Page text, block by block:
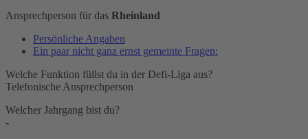
Ansprechperson für das Rheinland
Persönliche Angaben
Ein paar nicht ganz ernst gemeinte Fragen:
Welche Funktion füllst du in der Defi-Liga aus?
Telefonische Ansprechperson
Welcher Jahrgang bist du?
-